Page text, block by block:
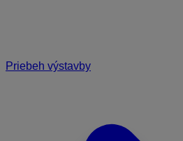
Priebeh výstavby